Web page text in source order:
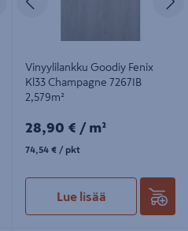
Vinyylilankku Goodiy Fenix
Kl33 Champagne 7267IB
2,579m²
28,90€/m²
28,90 € / m²
74,54€/pkt
74,54 € / pkt
Lue lisää